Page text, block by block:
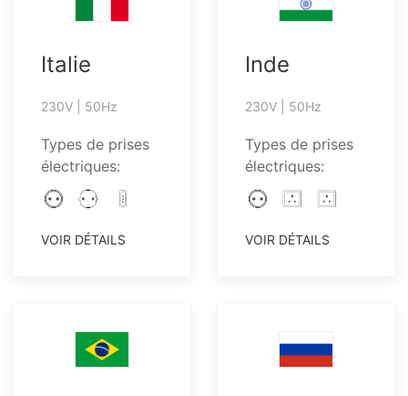
Italie
230V | 50Hz
Types de prises
électriques:
VOIR DÉTAILS
Inde
230V | 50Hz
Types de prises
électriques:
VOIR DÉTAILS